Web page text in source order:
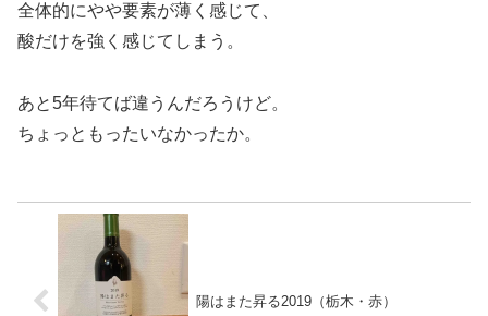
全体的にやや要素が薄く感じて、
酸だけを強く感じてしまう。
あと5年待てば違うんだろうけど。
ちょっともったいなかったか。
陽はまた昇る2019（栃木・赤）